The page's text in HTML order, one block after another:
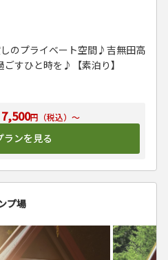
7,500円（税込）～
ランを見る
のプライベート空間♪吉無田高
ごすひと時を♪【素泊り】
プ場